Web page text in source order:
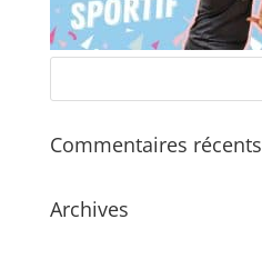
Commentaires récents
Archives